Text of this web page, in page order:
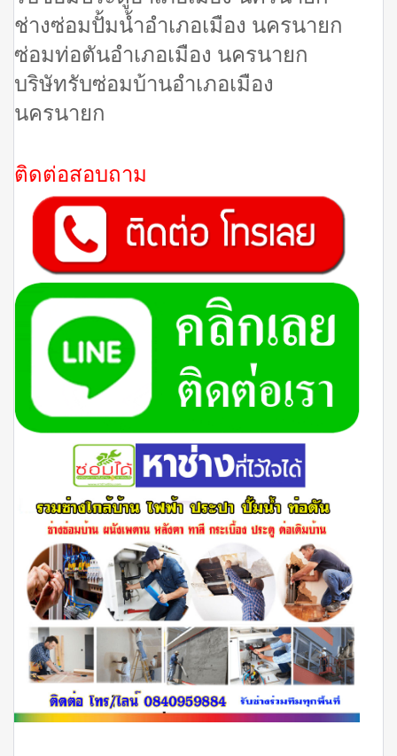
ช่างซ่อมปั้มน้ำอำเภอเมือง นครนายก
ซ่อมท่อตันอำเภอเมือง นครนายก
บริษัทรับซ่อมบ้านอำเภอเมือง
นครนายก
ติดต่อสอบถาม